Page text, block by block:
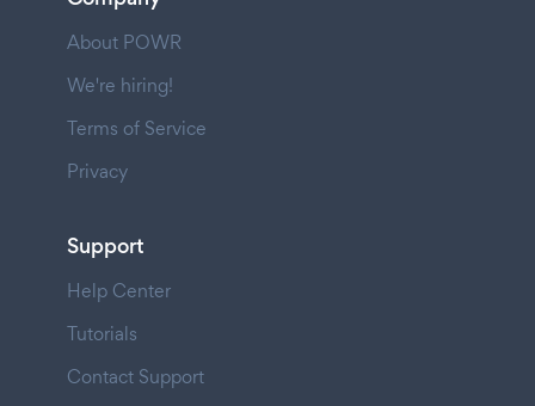
About POWR
We're hiring!
Terms of Service
Privacy
Support
Help Center
Tutorials
Contact Support